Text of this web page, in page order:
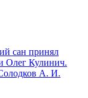
сан принял
Олег Кулинич.
А. И.